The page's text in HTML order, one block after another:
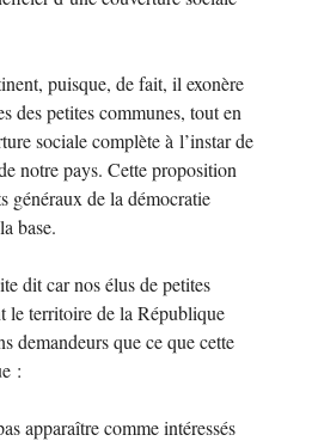
puisque, de fait, il exonère
des petites communes, tout en
sociale complète à l’instar de
notre pays. Cette proposition
généraux de la démocratie
base.
dit car nos élus de petites
le territoire de la République
demandeurs que ce que cette
:
apparaître comme intéressés